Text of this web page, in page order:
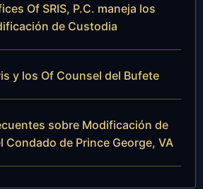
Of SRIS, P.C. maneja los
de Custodia
y los Of Counsel del Bufete
sobre Modificación de
Condado de Prince George, VA